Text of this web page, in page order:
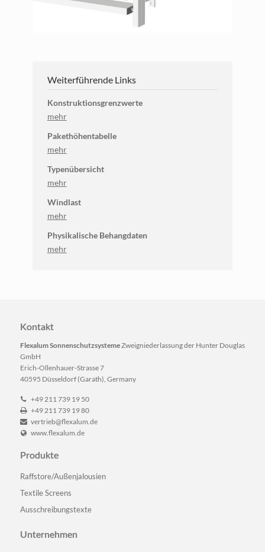
Weiterführende Links
Konstruktionsgrenzwerte
mehr
Pakethöhentabelle
mehr
Typenübersicht
mehr
Windlast
mehr
Physikalische Behangdaten
mehr
Kontakt
Flexalum SonnenschutzsystemeZweigniederlassung der Hunter Douglas
GmbH
Erich-Ollenhauer-Strasse 7
40595 Düsseldorf (Garath), Germany
+49 211 739 19 50
+49 211 739 19 80
vertrieb@flexalum.de
www.flexalum.de
Produkte
Navigation
Raffstore/Außenjalousien
Textile Screens
Ausschreibungstexte
Unternehmen